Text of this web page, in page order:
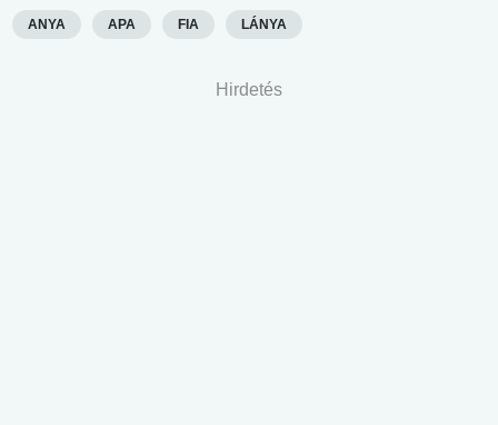
ANYA APA FIA LÁNYA
Hirdetés